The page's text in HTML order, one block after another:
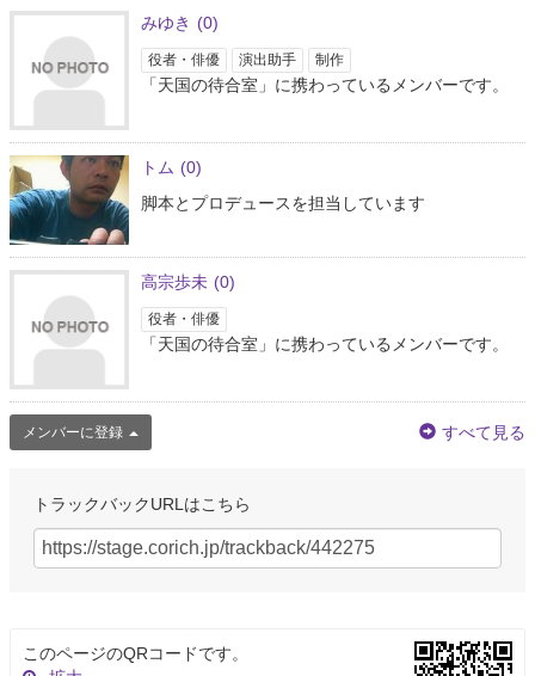
みゆき (0)
役者・俳優 演出助手 制作
「天国の待合室」に携わっているメンバーです。
トム (0)
脚本とプロデュースを担当しています
高宗歩未 (0)
役者・俳優
「天国の待合室」に携わっているメンバーです。
メンバーに登録 すべて見る
トラックバックURLはこちら
このページのQRコードです。